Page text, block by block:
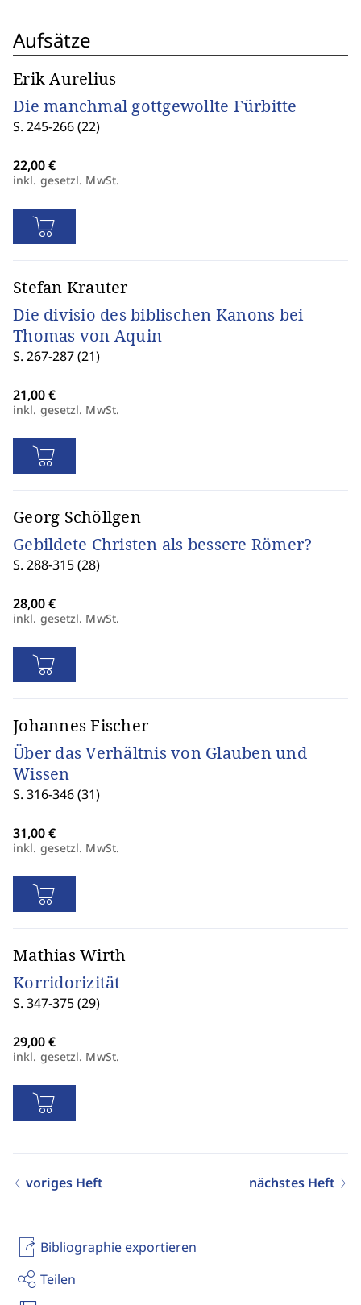
Bibliographie exportieren
Teilen
Aufsätze
Erik Aurelius
Die manchmal gottgewollte Fürbitte
S. 245-266 (22)
inkl. gesetzl. MwSt.
Stefan Krauter
Die divisio des biblischen Kanons bei
Thomas von Aquin
S. 267-287 (21)
inkl. gesetzl. MwSt.
Georg Schöllgen
Gebildete Christen als bessere Römer?
S. 288-315 (28)
inkl. gesetzl. MwSt.
Johannes Fischer
Über das Verhältnis von Glauben und
Wissen
S. 316-346 (31)
inkl. gesetzl. MwSt.
Mathias Wirth
Korridorizität
S. 347-375 (29)
inkl. gesetzl. MwSt.
voriges Heft nächstes Heft